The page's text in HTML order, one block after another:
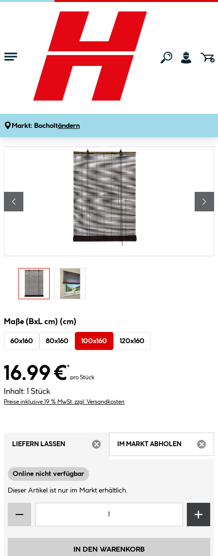
Zum Hauptinhalt springen
Markt: Bocholtändern
Wohnen Vorhänge, Jalousien & Rollos
Bambus-Rollo schoko 100x160cm
Artikelnummer: 859449
Bildergalerie überspringen
Maße (BxL cm) (cm)
60x160 80x160 100x160 120x160
16.99 €*
pro Stück
Inhalt: 1 Stück
Preise inklusive 19 % MwSt. zzgl. Versandkosten
LIEFERN LASSEN
IM MARKT ABHOLEN
Online nicht verfügbar
Dieser Artikel ist nur im Markt erhältlich.
IN DEN WARENKORB